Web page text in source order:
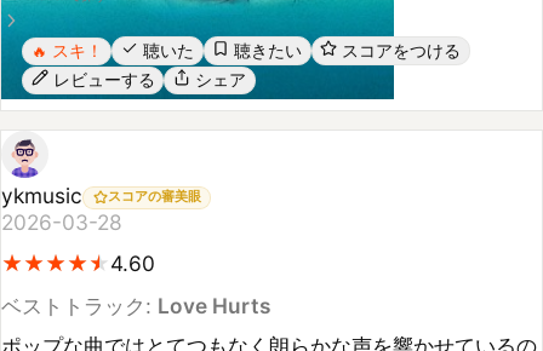
聴いた 聴きたい
レビューする シェア
ykmusic
2026-03-28
★
★★
★★
★★
★★
★4.60
に、どこか淋しげな雰囲気をかぎとってしまう。彼のその
後の夭折を知っているからかもしれないが…。